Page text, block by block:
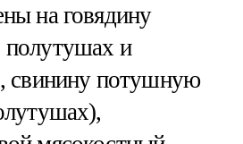
на говядину
и
свинину потушную